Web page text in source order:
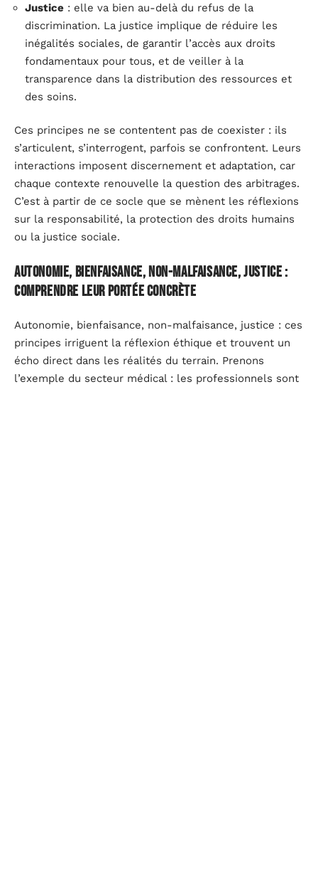
Justice : elle va bien au-delà du refus de la
discrimination. La justice implique de réduire les
inégalités sociales, de garantir l’accès aux droits
fondamentaux pour tous, et de veiller à la
transparence dans la distribution des ressources et
des soins.
Ces principes ne se contentent pas de coexister : ils
s’articulent, s’interrogent, parfois se confrontent. Leurs
interactions imposent discernement et adaptation, car
chaque contexte renouvelle la question des arbitrages.
C’est à partir de ce socle que se mènent les réflexions
sur la responsabilité, la protection des droits humains
ou la justice sociale.
Autonomie, bienfaisance, non-malfaisance, justice :
comprendre leur portée concrète
Autonomie, bienfaisance, non-malfaisance, justice : ces
principes irriguent la réflexion éthique et trouvent un
écho direct dans les réalités du terrain. Prenons
l’exemple du secteur médical : les professionnels sont